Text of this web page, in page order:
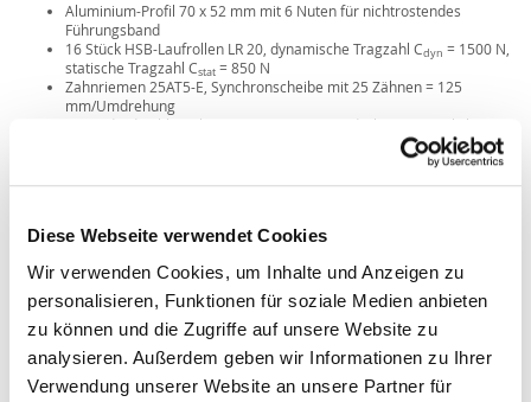
Diese Webseite verwendet Cookies
Wir verwenden Cookies, um Inhalte und Anzeigen zu
personalisieren, Funktionen für soziale Medien anbieten
zu können und die Zugriffe auf unsere Website zu
analysieren. Außerdem geben wir Informationen zu Ihrer
Verwendung unserer Website an unsere Partner für
Aluminium-Profil 70 x 52 mm mit 6 Nuten für nichtrostendes
Führungsband
16 Stück HSB-Laufrollen LR 20, dynamische Tragzahl Cdyn = 1500 N,
statische Tragzahl Cstat = 850 N
Zahnriemen 25AT5-E, Synchronscheibe mit 25 Zähnen = 125
mm/Umdrehung
1 Standard-Schlittenlänge mit 125 mm, Sonderlängen möglich